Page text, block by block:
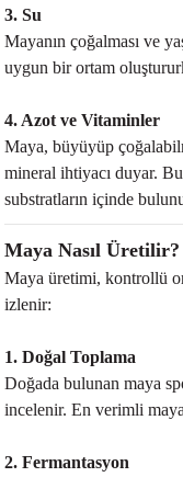
3. Su
Mayanın çoğalması ve
uygun bir ortam
4. Azot ve Vitaminler
Maya, büyüyüp
mineral ihtiyacı duyar.
substratların içinde
Maya Nasıl Üretilir?
Maya üretimi, kontrollü
izlenir:
1. Doğal Toplama
Doğada bulunan maya
incelenir. En verimli
2. Fermantasyon